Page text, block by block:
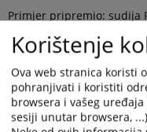
Primjer pripremio: sudija
Recenzija: sudija Obren
Primjer verifikovala:
dokumentaciju.
Prikazana vijest je na:
Korištenje
Ova web stranica koristi
pohranjivati i koristiti
browsera i vašeg
sesiji unutar browsera,